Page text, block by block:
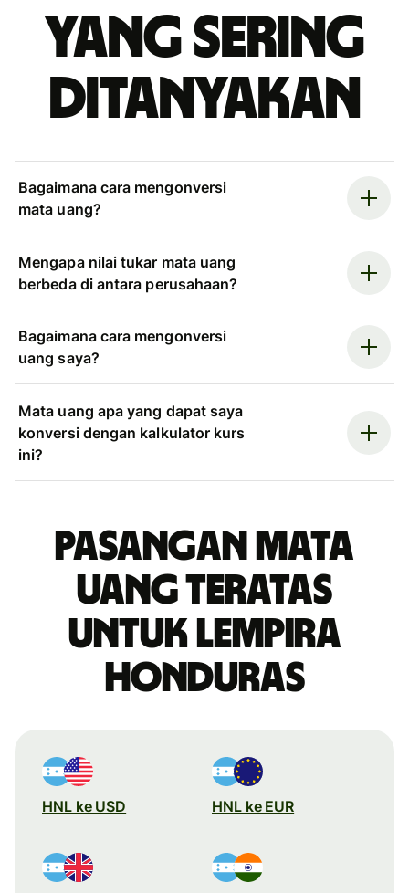
yang sering
ditanyakan
Bagaimana cara mengonversi
mata uang?
Mengapa nilai tukar mata uang
berbeda di antara perusahaan?
Bagaimana cara mengonversi
uang saya?
Mata uang apa yang dapat saya
konversi dengan kalkulator kurs
ini?
Pasangan mata
uang teratas
untuk lempira
Honduras
HNL ke USD HNL ke EUR